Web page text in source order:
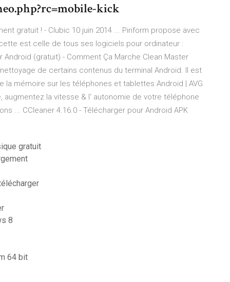
kick
gratuit ! - Clubic 10 juin 2014 ... Piriform propose avec
est celle de tous ses logiciels pour ordinateur :
(gratuit) - Comment Ça Marche Clean Master
de certains contenus du terminal Android. Il est
mémoire sur les téléphones et tablettes Android | AVG
augmentez la vitesse & l' autonomie de votre téléphone
... CCleaner 4.16.0 - Télécharger pour Android APK
gratuit
8
64 bit